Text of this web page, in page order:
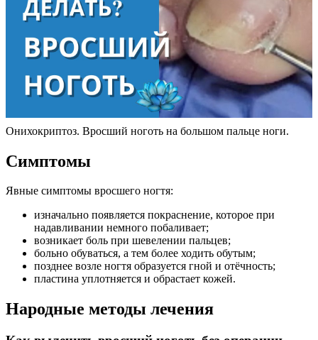
Онихокриптоз. Вросший ноготь на большом пальце ноги.
Симптомы
Явные симптомы вросшего ногтя:
изначально появляется покраснение, которое при
надавливании немного побаливает;
возникает боль при шевелении пальцев;
больно обуваться, а тем более ходить обутым;
позднее возле ногтя образуется гной и отёчность;
пластина уплотняется и обрастает кожей.
Народные методы лечения